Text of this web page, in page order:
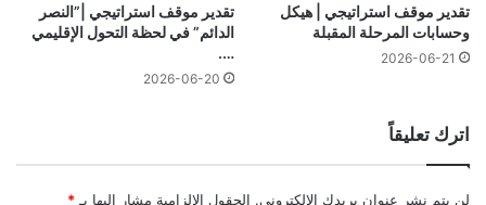
تقدير موقف استراتيجي | هيكل
وحسابات المرحلة المقبلة
2026-06-21
تقدير موقف استراتيجي |”النصر
الدائم” في لحظة التحول الإقليمي
….
2026-06-20
اترك تعليقاً
لن يتم نشر عنوان بريدك الإلكتروني. الحقول الإلزامية مشار إليها بـ *